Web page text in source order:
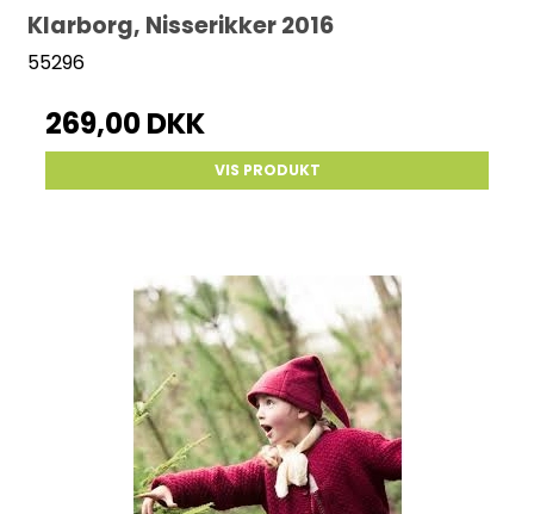
Klarborg, Nisserikker 2016
55296
269,00 DKK
VIS PRODUKT